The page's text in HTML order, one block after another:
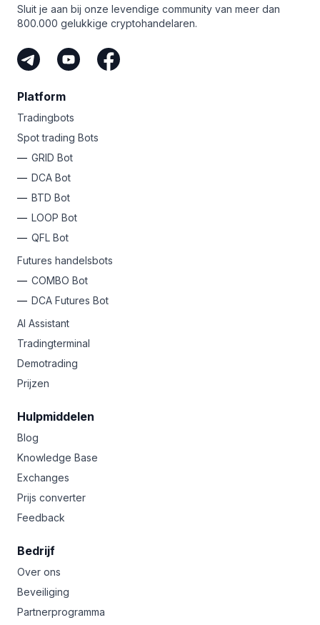
Sluit je aan bij onze levendige community van meer dan
800.000 gelukkige cryptohandelaren.
Platform
Tradingbots
Spot trading Bots
GRID Bot
DCA Bot
BTD Bot
LOOP Bot
QFL Bot
Futures handelsbots
COMBO Bot
DCA Futures Bot
AI Assistant
Tradingterminal
Demotrading
Prijzen
Hulpmiddelen
Blog
Knowledge Base
Exchanges
Prijs converter
Feedback
Bedrijf
Over ons
Beveiliging
Partnerprogramma